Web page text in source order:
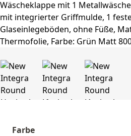
Farbe